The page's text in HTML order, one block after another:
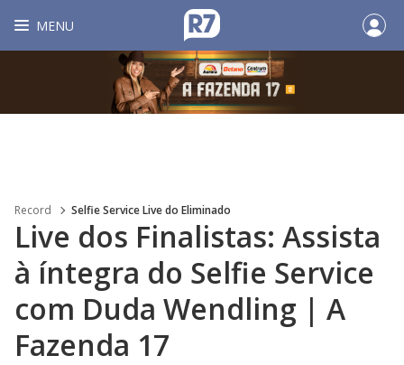
MENU
Record Selfie Service Live do Eliminado
Live dos Finalistas: Assista
à íntegra do Selfie Service
com Duda Wendling | A
Fazenda 17